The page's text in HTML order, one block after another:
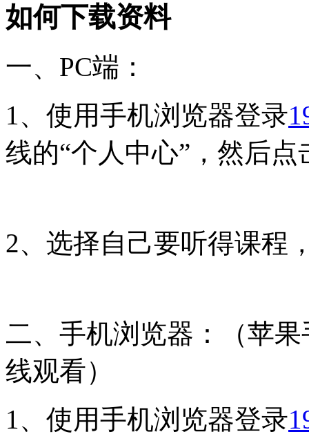
如何下载资料
一、PC端：
1、使用手机浏览器登录
线的“个人中心”，然后
2、选择自己要听得课程
二、手机浏览器：（苹
线观看）
1、使用手机浏览器登录